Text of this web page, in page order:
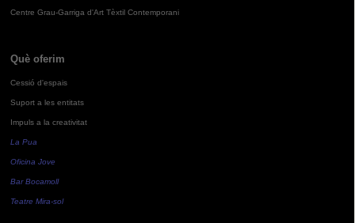
Centre Grau-Garriga d'Art Tèxtil Contemporani
Què oferim
Cessió d'espais
Suport a les entitats
Impuls a la creativitat
La Pua
Oficina Jove
Bar Bocamoll
Teatre Mira-sol